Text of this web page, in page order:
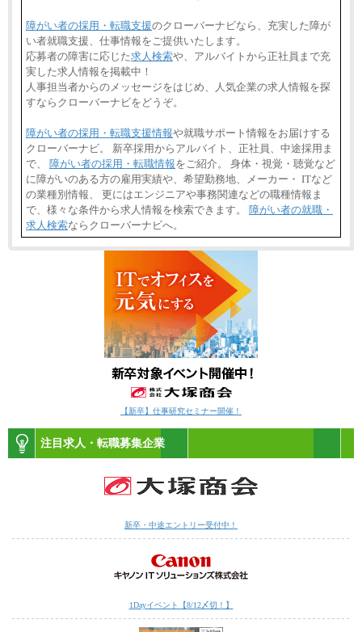
障がい者の採用・転職支援のクローバーナビなら、充実した障が
い者就職支援、仕事情報をご提供いたします。
応募者の障害に応じた求人検索や、アルバイトから正社員まで充
実した求人情報を掲載中！
人事担当者からのメッセージをはじめ、人気企業の求人情報を探
すならクローバーナビをどうぞ。
障がい者の採用・転職支援情報や就職サポート情報をお届けする
クローバーナビ。 新卒採用からアルバイト、正社員、中途採用ま
で、 障がい者の採用・転職情報をご紹介。 身体・視覚・聴覚など
に障がいのある方の雇用実績や、希望勤務地、メーカー・ ITなど
の業種別情報、 更にはエンジニアや事務関連などの職種情報ま
で、様々な条件から求人情報を検索できます。 障がい者の就職・
求人検索ならクローバーナビへ。
【新卒】仕事研究セミナー開催！
注目求人・転職募集企業
新卒・中途エントリー受付中！
1Dayイベント【8/12〆切！】